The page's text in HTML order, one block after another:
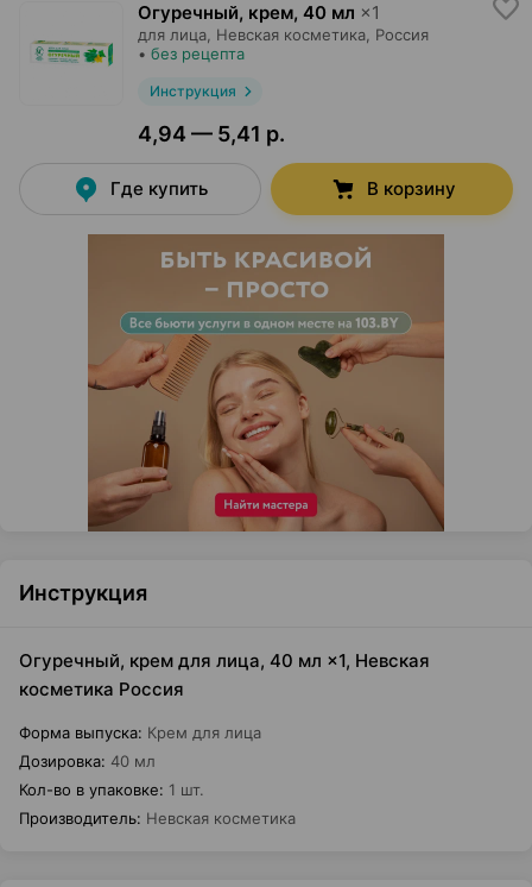
Огуречный, крем, 40 мл ×1
для лица, Невская косметика , Россия
• без рецепта
Инструкция
4,94 — 5,41 р.
Где купить В корзину
Инструкция
Огуречный, крем для лица, 40 мл ×1, Невская
косметика Россия
Форма выпуска: Крем для лица
Дозировка: 40 мл
Кол-во в упаковке: 1 шт.
Производитель: Невская косметика